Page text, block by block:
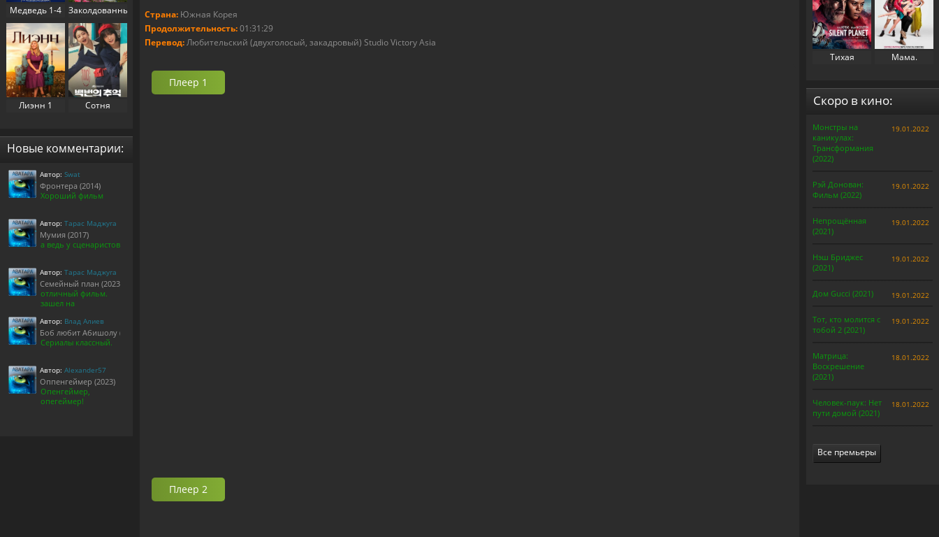
Страна: Южная Корея
Продолжительность:01:31:29
Перевод:Любительский (двухголосый, закадровый) Studio Victory Аsia
Плеер 1
Плеер 2
Медведь 1-4
сезон (2022-
2025)
Заколдованный
дворец 1
сезон (2025)
Лиэнн 1
Сотня
номера 100 1
Новые комментарии:
Автор: Swat
Фронтера (2014)
Хороший фильм
Автор: Тарас Маджуга
Мумия (2017)
а ведь у сценаристов
Автор: Тарас Маджуга
Семейный план (2023)
отличный фильм.
зашел на
Автор: Влад Алиев
Боб любит Абишолу (1-5 сезон)
Сериалы классный.
Автор: Alexander57
Оппенгеймер (2023)
Опенгеймер,
опегеймер!
Тихая
Мама.
Скоро в кино:
Монстры на
каникулах:
Трансформания
(2022)
19.01.2022
Рэй Донован:
Фильм (2022)
19.01.2022
Непрощённая
(2021)
19.01.2022
Нэш Бриджес
(2021)
19.01.2022
Дом Gucci (2021) 19.01.2022
Тот, кто молится с
тобой 2 (2021)
19.01.2022
Матрица:
Воскрешение
(2021)
18.01.2022
Человек-паук: Нет
пути домой (2021)
18.01.2022
Все премьеры